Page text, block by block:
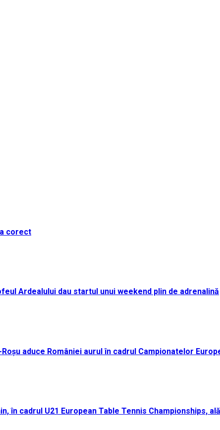
corect
Ardealului dau startul unui weekend plin de adrenalină
aduce României aurul în cadrul Campionatelor
în cadrul U21 European Table Tennis Championships,